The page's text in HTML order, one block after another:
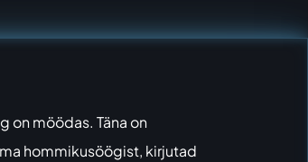
on möödas. Täna on
hommikusöögist, kirjutad